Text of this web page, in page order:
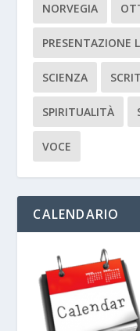
NORVEGIA
PRESENTAZIONE
SCIENZA
SPIRITUALITÀ
VOCE
CALENDARIO